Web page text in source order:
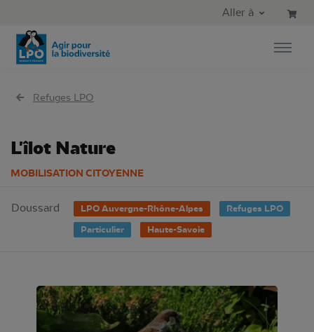
Aller au menu principal
Aller à
Refuges LPO
L'îlot Nature
MOBILISATION CITOYENNE
Doussard LPO Auvergne-Rhône-Alpes
Refuges LPO
Particulier
Haute-Savoie